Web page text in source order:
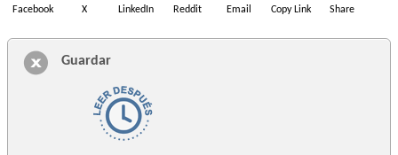
Facebook X LinkedIn Reddit Email Copy Link Share
Guardar